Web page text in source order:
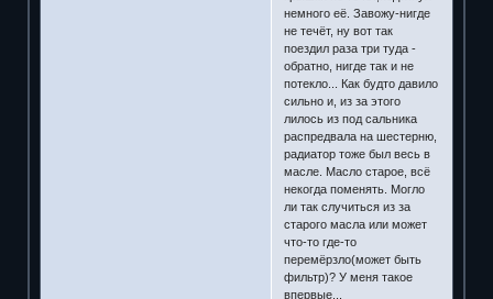
немного её. Завожу-нигде
не течёт, ну вот так
поездил раза три туда -
обратно, нигде так и не
потекло... Как будто давило
сильно и, из за этого
лилось из под сальника
распредвала на шестерню,
радиатор тоже был весь в
масле. Масло старое, всё
некогда поменять. Могло
ли так случиться из за
старого масла или может
что-то где-то
перемёрзло(может быть
фильтр)? У меня такое
впервые...